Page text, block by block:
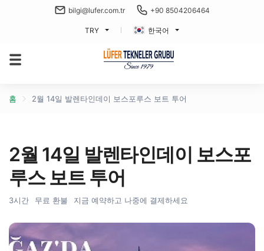
bilgi@lufer.com.tr +90 8504206464
TRY 한국어
홈 2월 14일 발렌타인데이 보스포루스 보트 투어
2월 14일 발렌타인데이 보스포
루스 보트 투어
3시간 무료 환불 지금 예약하고 나중에 결제하세요